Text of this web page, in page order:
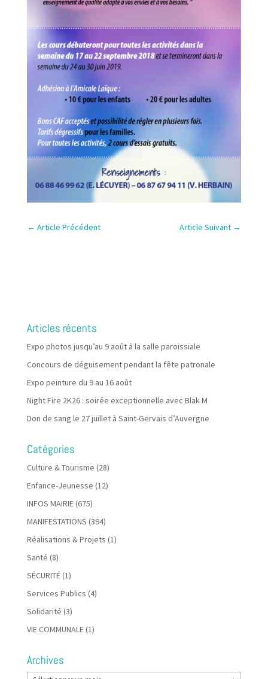
← Article Précédent Article Suivant →
Articles récents
Expo photos jusqu’au 9 août à la salle paroissiale
Concours de déguisement pendant la fête patronale
Expo peinture du 9 au 16 août
Night Fire 2K26 : soirée exceptionnelle avec Blak M
Don de sang le 27 juillet à Saint-Gervais d’Auvergne
Catégories
Culture & Tourisme (28)
Enfance-Jeunesse (12)
INFOS MAIRIE(675)
MANIFESTATIONS (394)
Réalisations & Projets (1)
Santé (8)
SÉCURITÉ(1)
Services Publics (4)
Solidarité (3)
VIE COMMUNALE(1)
Archives